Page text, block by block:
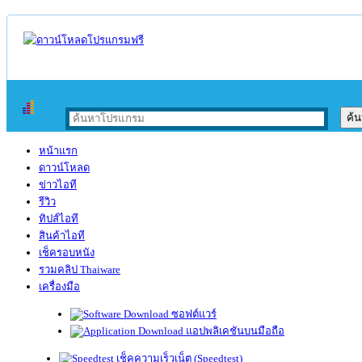
หน้าแรก
ดาวน์โหลด
ข่าวไอที
รีวิว
ทิปส์ไอที
สินค้าไอที
เช็ครอบหนัง
รวมคลิป Thaiware
เครื่องมือ
ซอฟต์แวร์
แอปพลิเคชันบนมือถือ
เช็คความเร็วเน็ต (Speedtest)